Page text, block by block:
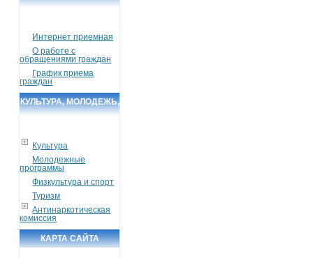
Интернет приемная
О работе с
обращениями граждан
График приема
граждан
КУЛЬТУРА, МОЛОДЕЖЬ,
Культура
Молодежные
программы
Физкультура и спорт
Туризм
Антинаркотическая
комиссия
КАРТА САЙТА